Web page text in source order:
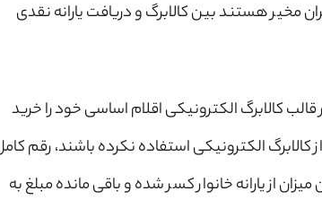
مخیر هستند بین کالابرگ و دریافت یارانه نقدی
قالب کالابرگ الکترونیکی اقلام اساسی خود را خرید
الکترونیکی استفاده نکرده باشند، رقم
از یارانه خانوار کسر شده و باقی مانده مبلغ به